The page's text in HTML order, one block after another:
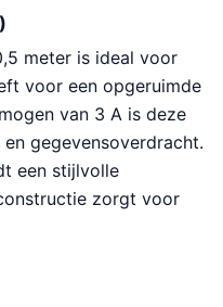
meter is ideal voor
voor een opgeruimde
van 3 A is deze
gegevensoverdracht.
een stijlvolle
zorgt voor